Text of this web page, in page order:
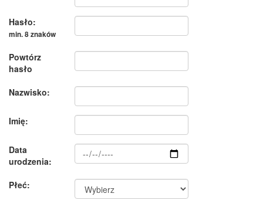
Hasło:
min. 8 znaków
Powtórz
hasło
Nazwisko:
Imię:
Data
urodzenia:
Płeć: